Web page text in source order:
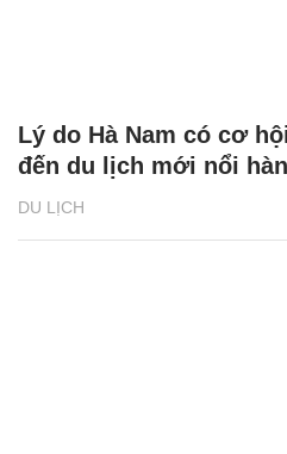
DU LỊCH
Lý do Hà Nam có cơ
đến du lịch mới nổi